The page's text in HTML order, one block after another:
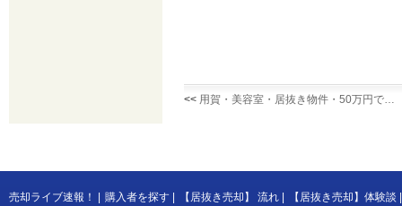
<< 用賀・美容室・居抜き物件・50万円で…
売却ライブ速報！ 購入者を探す 【居抜き売却】 流れ 【居抜き売却】体験談